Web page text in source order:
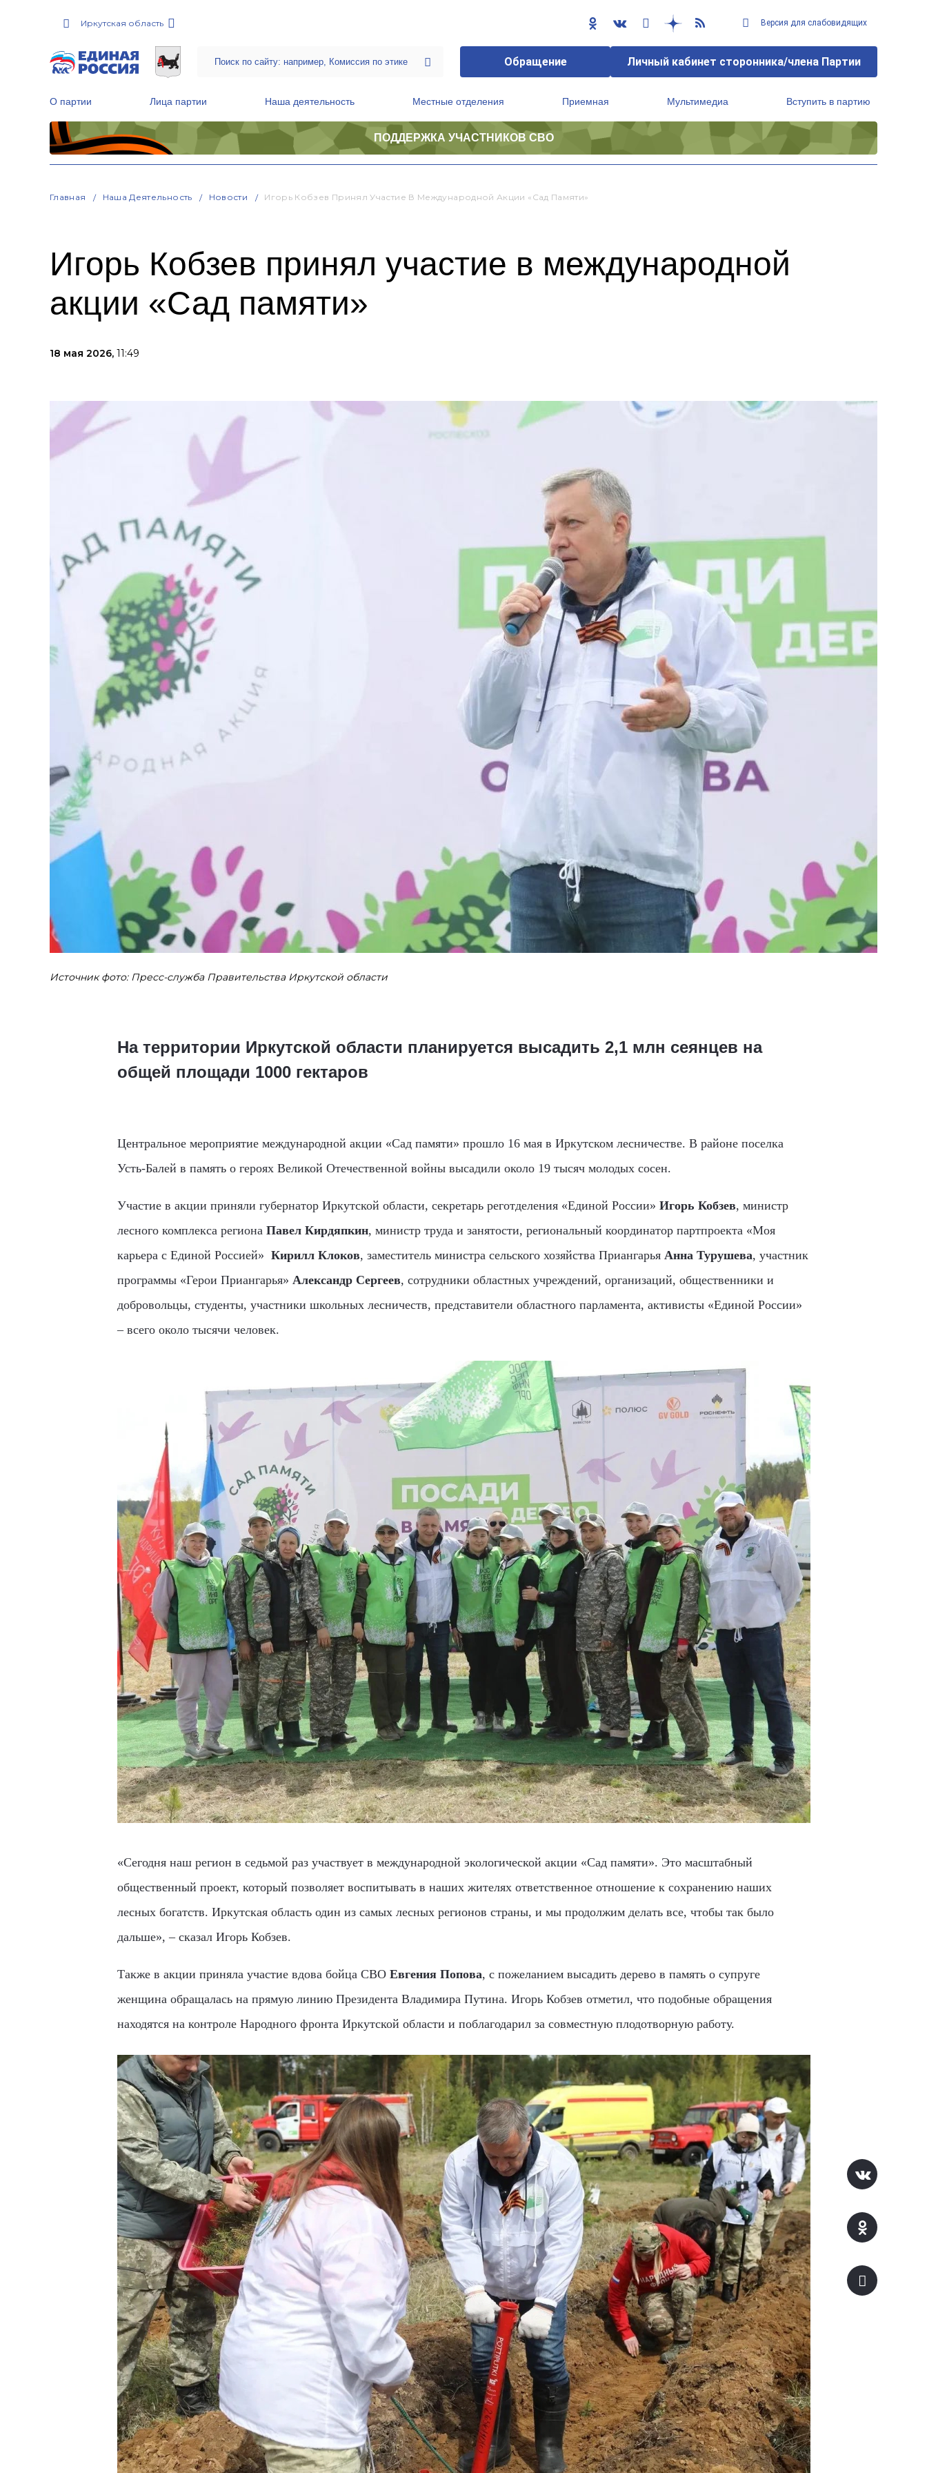
Иркутская область Версия для слабовидящих
Обращение Личный кабинет сторонника/члена Партии
О партии Лица партии Наша деятельность Местные отделения Приемная Мультимедиа Вступить в партию
ПОДДЕРЖКА УЧАСТНИКОВ СВО
Главная Наша Деятельность Новости Игорь Кобзев Принял Участие В Международной Акции «Сад Памяти»
Игорь Кобзев принял участие в международной
акции «Сад памяти»
18 мая 2026, 11:49
Источник фото: Пресс-служба Правительства Иркутской области
На территории Иркутской области планируется высадить 2,1 млн сеянцев на
общей площади 1000 гектаров
Центральное мероприятие международной акции «Сад памяти» прошло 16 мая в Иркутском лесничестве. В районе поселка
Усть-Балей в память о героях Великой Отечественной войны высадили около 19 тысяч молодых сосен.
Участие в акции приняли губернатор Иркутской области, секретарь реготделения «Единой России» Игорь Кобзев, министр
лесного комплекса региона Павел Кирдяпкин, министр труда и занятости, региональный координатор партпроекта «Моя
карьера с Единой Россией» Кирилл Клоков, заместитель министра сельского хозяйства Приангарья Анна Турушева, участник
программы «Герои Приангарья» Александр Сергеев, сотрудники областных учреждений, организаций, общественники и
добровольцы, студенты, участники школьных лесничеств, представители областного парламента, активисты «Единой России»
– всего около тысячи человек.
«Сегодня наш регион в седьмой раз участвует в международной экологической акции «Сад памяти». Это масштабный
общественный проект, который позволяет воспитывать в наших жителях ответственное отношение к сохранению наших
лесных богатств. Иркутская область один из самых лесных регионов страны, и мы продолжим делать все, чтобы так было
дальше», – сказал Игорь Кобзев.
Также в акции приняла участие вдова бойца СВО Евгения Попова, с пожеланием высадить дерево в память о супруге
женщина обращалась на прямую линию Президента Владимира Путина. Игорь Кобзев отметил, что подобные обращения
находятся на контроле Народного фронта Иркутской области и поблагодарил за совместную плодотворную работу.